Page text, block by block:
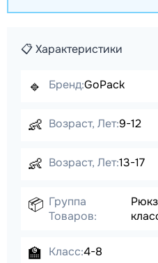
📋 Характеристики
🔹 Бренд:GoPack
👶 Возраст, Лет:9-12
👶 Возраст, Лет:13-17
📦 Группа
Товаров:
🏫 Класс:4-8